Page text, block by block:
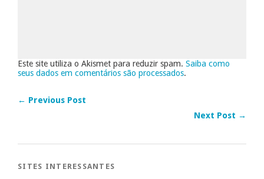
Este site utiliza o Akismet para reduzir spam. Saiba como
seus dados em comentários são processados.
← Previous Post
Next Post →
SITES INTERESSANTES